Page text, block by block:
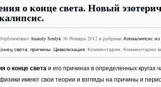
о конце света. Новый
Anatoly Serdyk 30 Январь 2012 в рубрикеАпокалипсис
света: причины,Цивилизация. Комментарии:Комментарии
о конце светаи его причинах в определенных кругах
имеют свои теории и взгляды на причины и